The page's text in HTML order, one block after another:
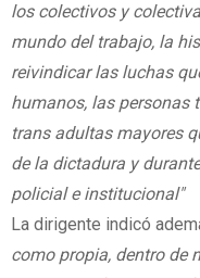
los colectivos y
mundo del trabajo, la
reivindicar las luchas
humanos, las personas
trans adultas mayores
de la dictadura y
policial e institucional"
La dirigente indicó
como propia, dentro de